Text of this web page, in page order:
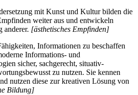
mit Kunst und Kultur bilden die
weiter aus und entwickeln
anderer. [ästhetisches Empfinden]
Informationen zu beschaffen
Informations- und
sicher, sachgerecht, situativ-
zu nutzen. Sie kennen
nutzen diese zur kreativen Lösung von
Bildung]